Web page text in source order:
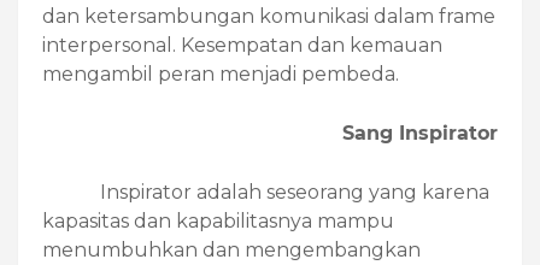
dan ketersambungan komunikasi dalam frame
interpersonal. Kesempatan dan kemauan
mengambil peran menjadi pembeda.
Sang Inspirator
Inspirator adalah seseorang yang karena
kapasitas dan kapabilitasnya mampu
menumbuhkan dan mengembangkan